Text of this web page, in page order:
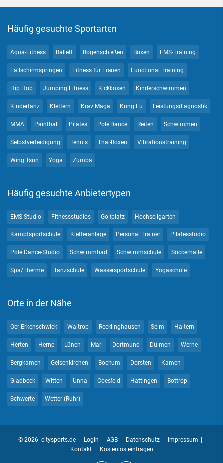
Häufig gesuchte Sportarten
Aqua-Fitness Ballett Bogenschießen Boxen EMS-Training
Fallschirmspringen Fitness für Frauen Functional Training
Hip Hop Jumping Fitness Kickboxen Kinderschwimmen
Kindertanz Klettern Krav Maga Kung Fu Leistungsdiagnostik
MMA Paintball Pilates Pole Dance Reiten Schwimmen
Selbstverteidigung Tennis Thai-Boxen Vibrationstraining
Wing Tsun Yoga Zumba
Häufig gesuchte Anbietertypen
EMS-Studio Fitnessstudios Golfplatz Hochseilgarten
Kampfsportschule Kletteranlage Personal Trainer Pilatesstudio
Pole Dance-Studio Schwimmbad Schwimmschule Soccerhalle
Spa/Therme Tanzschule Wassersportschule Yogaschule
Orte in der Nähe
Oer-Erkenschwick Waltrop Recklinghausen Selm Haltern
Herten Herne Lünen Marl Dortmund Dülmen Werne
Bergkamen Gelsenkirchen Bochum Dorsten Kamen
Gladbeck Witten Unna Coesfeld Hattingen Bottrop
Schwerte Wetter (Ruhr)
© 2026 citysports.de Login AGB Datenschutz
Impressum
Kontakt
Kostenlos eintragen